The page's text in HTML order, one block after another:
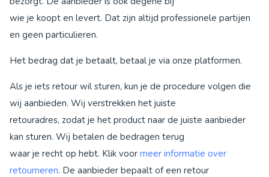
wie je koopt en levert. Dat zijn altijd professionele partijen
en geen particulieren.
Het bedrag dat je betaalt, betaal je via onze platformen.
Als je iets retour wil sturen, kun je de procedure volgen die
wij aanbieden. Wij verstrekken het juiste
retouradres, zodat je het product naar de juiste aanbieder
kan sturen. Wij betalen de bedragen terug
waar je recht op hebt. Klik voor meer informatie over
retourneren. De aanbieder bepaalt of een retour